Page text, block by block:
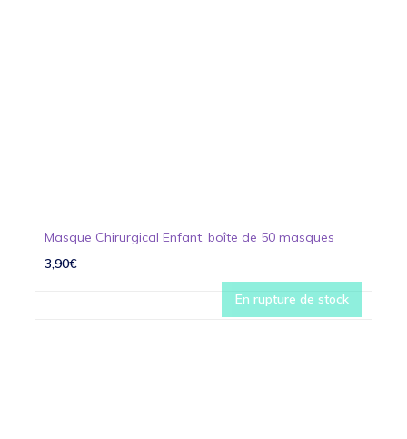
Masque Chirurgical Enfant, boîte de 50 masques
3,90€
En rupture de stock